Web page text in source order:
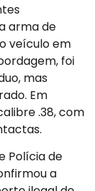
arma de
veículo em
foi
mas
Em
.38, com
Polícia de
a